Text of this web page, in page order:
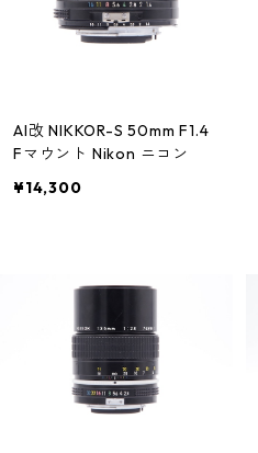
AI改 NIKKOR-S 50mm F1.4
Fマウント Nikon ニコン
¥14,300